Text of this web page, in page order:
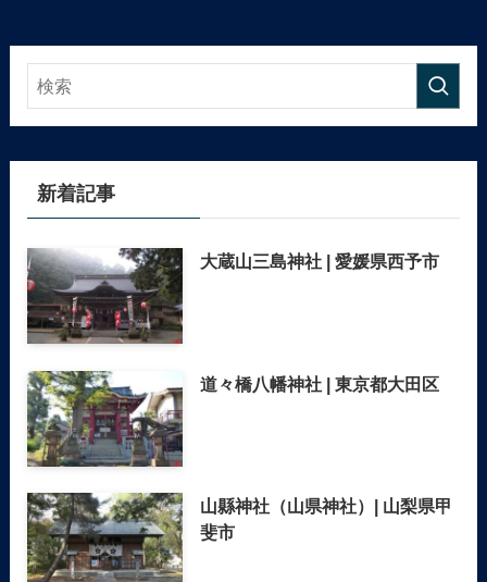
新着記事
大蔵山三島神社 | 愛媛県西予市
道々橋八幡神社 | 東京都大田区
山縣神社（山県神社）| 山梨県甲
斐市